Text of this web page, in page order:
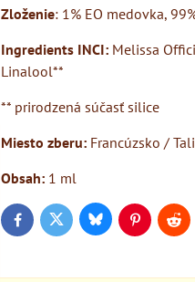
Zloženie: 1% EO medovka,
Ingredients INCI: Melissa
Linalool**
** prirodzená súčasť silice
Miesto zberu: Francúzsko /
Obsah: 1 ml
FacebookTwitter BlueskyPinterest